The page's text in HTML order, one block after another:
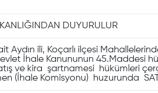
DUYURULUR
ili, Koçarlı ilçesi
İhale Kanununun 45.Maddesi
ve kira şartnamesi hükümleri
(İhale Komisyonu) huzurunda